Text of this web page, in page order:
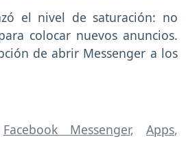
el nivel de saturación: no
colocar nuevos anuncios.
de abrir Messenger a los
Facebook Messenger, Apps,